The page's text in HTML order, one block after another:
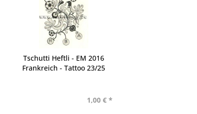
Tschutti Heftli - EM 2016
Frankreich - Tattoo 23/25
1,00 € *